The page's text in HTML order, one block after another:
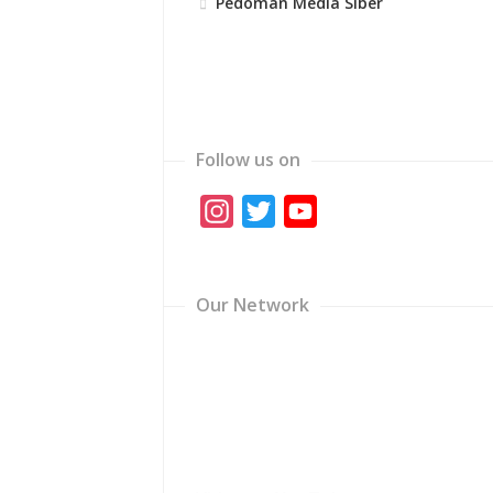
Follow us on
Instagram
Twitter
Our Network